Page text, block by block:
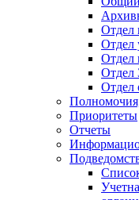
Отдел
Отдел
Отдел
Отдел
Приоритеты
Отчеты